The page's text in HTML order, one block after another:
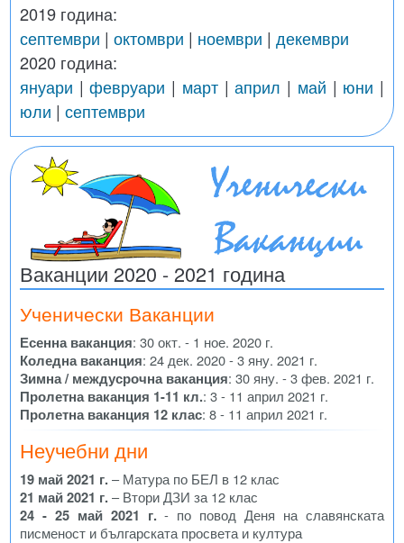
2019 година:
септември | октомври | ноември | декември
2020 година:
януари |февруари | март|април | май | юни |
юли | септември
Ваканции 2020 - 2021 година
Ученически Ваканции
Есенна ваканция: 30 окт. - 1 ное. 2020 г.
Коледна ваканция: 24 дек. 2020 - 3 яну. 2021 г.
Зимна / междусрочна ваканция: 30 яну. - 3 фев. 2021 г.
Пролетна ваканция 1-11 кл.: 3 - 11 април 2021 г.
Пролетна ваканция 12 клас: 8 - 11 април 2021 г.
Неучебни дни
19 май 2021 г.– Матура по БЕЛ в 12 клас
21 май 2021 г.– Втори ДЗИ за 12 клас
24 - 25 май 2021 г.- по повод Деня на славянската
писменост и българската просвета и култура